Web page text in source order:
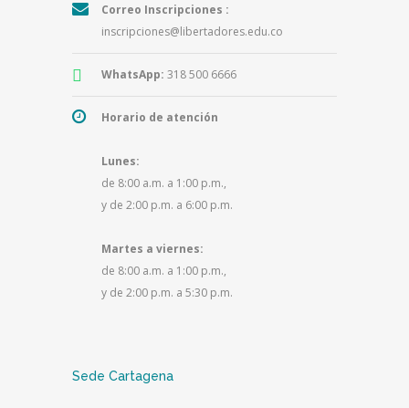
Correo Inscripciones :
inscripciones@libertadores.edu.co
WhatsApp: 318 500 6666
Horario de atención
Lunes:
de 8:00 a.m. a 1:00 p.m.,
y de 2:00 p.m. a 6:00 p.m.
Martes a viernes:
de 8:00 a.m. a 1:00 p.m.,
y de 2:00 p.m. a 5:30 p.m.
Sede Cartagena